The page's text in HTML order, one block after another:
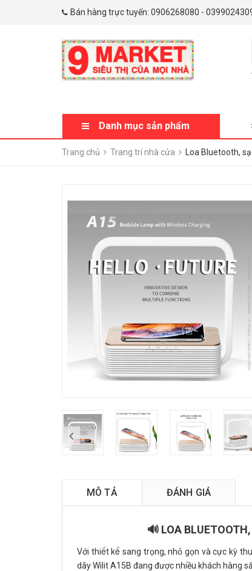
Bán hàng trực tuyến: 0906268080 -
Danh mục sản phẩm
Trang chủ Trang trí nhà cửa Loa Bluetooth,
MÔ TẢ ĐÁNH GIÁ
🔊 LOA
Với thiết kế sang trọng, nhỏ gọn và cực kỳ
dây Wilit A15B đang được nhiều khách hàng